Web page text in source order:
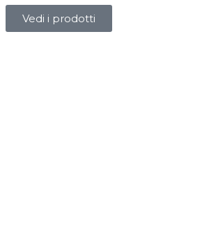
Vedi i prodotti